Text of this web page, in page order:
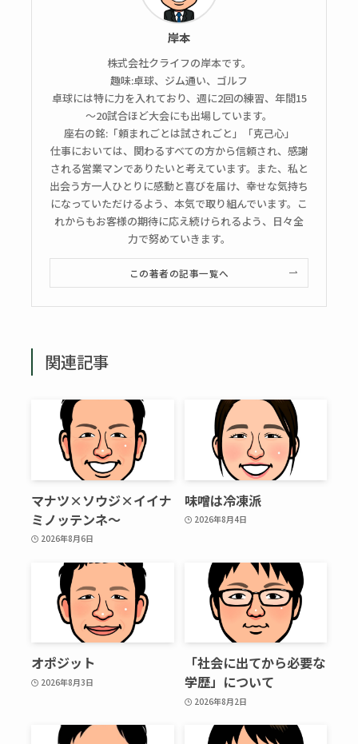
岸本
株式会社クライフの岸本です。
趣味:卓球、ジム通い、ゴルフ
卓球には特に力を入れており、週に2回の練習、年間15
～20試合ほど大会にも出場しています。
座右の銘:「頼まれごとは試されごと」「克己心」
仕事においては、関わるすべての方から信頼され、感謝
される営業マンでありたいと考えています。また、私と
出会う方一人ひとりに感動と喜びを届け、幸せな気持ち
になっていただけるよう、本気で取り組んでいます。こ
れからもお客様の期待に応え続けられるよう、日々全
力で努めていきます。
この著者の記事一覧へ
関連記事
マナツ×ソウジ×イイナ
ミノッテンネ～
2026年8月6日
味噌は冷凍派
2026年8月4日
オポジット
2026年8月3日
「社会に出てから必要な
学歴」について
2026年8月2日